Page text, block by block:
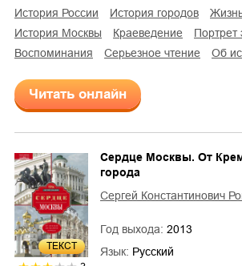
история России история городов
история Москвы
краеведение
воспоминания
серьезное чтение об
Читать онлайн
ТЕКСТ
Сердце Москвы. От
города
Сергей Константинович
Год выхода: 2013
Язык: Русский